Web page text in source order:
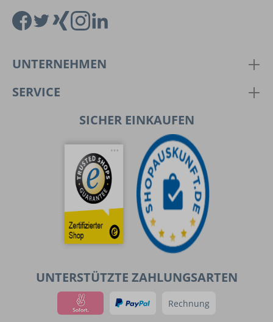
UNTERNEHMEN
SERVICE
SICHER EINKAUFEN
UNTERSTÜTZTE ZAHLUNGSARTEN
Rechnung